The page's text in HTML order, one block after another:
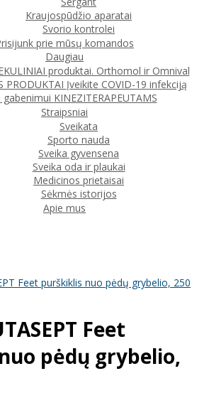
Kraujospūdžio aparatai
Svorio kontrolei
prie mūsų komandos
Daugiau
produktai. Orthomol ir Omnival
PRODUKTAI Įveikite COVID-19 infekciją
gabenimui KINEZITERAPEUTAMS
Straipsniai
Sveikata
Sporto nauda
Sveika gyvensena
Sveika oda ir plaukai
Medicinos prietaisai
Sėkmės istorijos
Apie mus
Feet purškiklis nuo pėdų grybelio, 250
Feet
pėdų grybelio,